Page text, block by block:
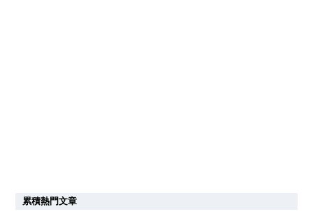
累積熱門文章